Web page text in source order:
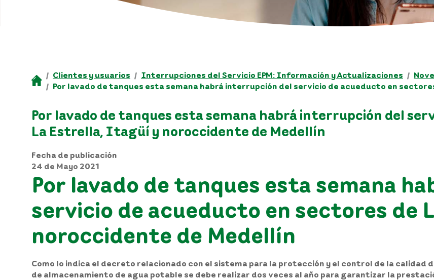
Clientes y usuarios Interrupciones del Servicio EPM: Información y Actualizaciones
Por lavado de tanques esta semana habrá interrupción del servicio de acueducto en
Por lavado de tanques esta semana habrá interrupción del
La Estrella, Itagüí y noroccidente de Medellín
Fecha de publicación
24 de Mayo 2021
Por lavado de tanques esta semana
servicio de acueducto en sectores de
noroccidente de Medellín
Como lo indica el decreto relacionado con el sistema para la protección y el control de la calidad
de almacenamiento de agua potable se debe realizar dos veces al año para garantizar la